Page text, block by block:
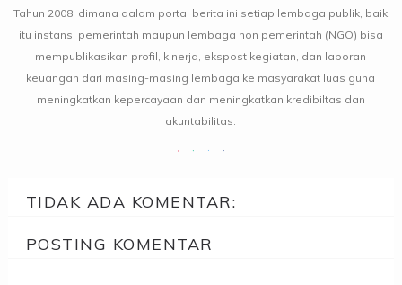
Tahun 2008, dimana dalam portal berita ini setiap lembaga publik, baik
itu instansi pemerintah maupun lembaga non pemerintah (NGO) bisa
mempublikasikan profil, kinerja, ekspost kegiatan, dan laporan
keuangan dari masing-masing lembaga ke masyarakat luas guna
meningkatkan kepercayaan dan meningkatkan kredibiltas dan
akuntabilitas.
TIDAK ADA KOMENTAR:
POSTING KOMENTAR